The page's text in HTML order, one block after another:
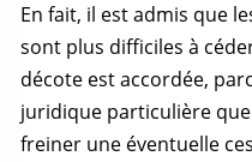
En fait, il est admis que
sont plus difficiles à
décote est accordée,
juridique particulière
freiner une éventuelle